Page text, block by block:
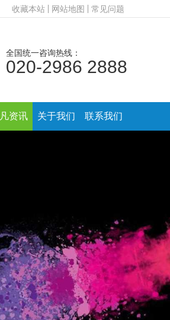
收藏本站 网站地图 常见问题
全国统一咨询热线：
020-2986 2888
资讯 关于我们 联系我们